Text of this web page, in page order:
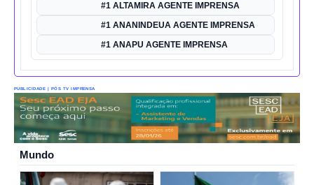
#1 ALTAMIRA AGENTE IMPRENSA
#1 ANANINDEUA AGENTE IMPRENSA
#1 ANAPU AGENTE IMPRENSA
PUBLICIDADE | PÓS TV IMPRENSA
Mundo